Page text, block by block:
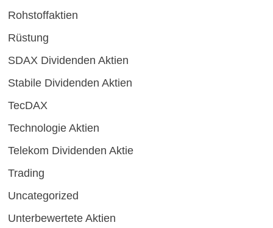
Rohstoffaktien
Rüstung
SDAX Dividenden Aktien
Stabile Dividenden Aktien
TecDAX
Technologie Aktien
Telekom Dividenden Aktie
Trading
Uncategorized
Unterbewertete Aktien